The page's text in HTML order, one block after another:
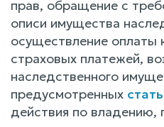
прав, обращение с
описи имущества
осуществление оплаты
страховых платежей,
наследственного
предусмотренных
действия по владению,